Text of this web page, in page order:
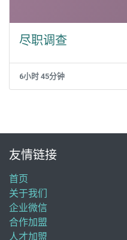
尽职调查
6小时 45分钟
友情链接
首页
关于我们
企业微信
合作加盟
人才加盟